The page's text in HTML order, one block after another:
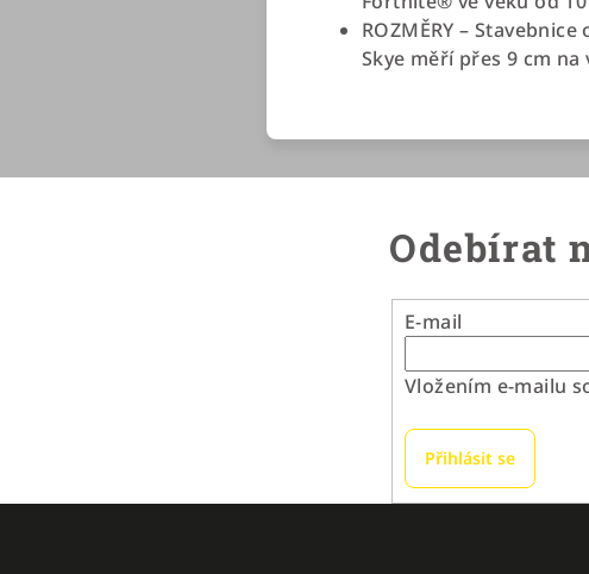
ROZMĚRY –
Skye měří přes 9 cm na
Odebírat
E-mail
Vložením e-mailu
Přihlásit se